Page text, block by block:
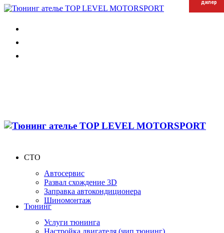
СТО
Автосервис
Развал схождение 3D
Заправка автокондиционера
Шиномонтаж
Тюнинг
Услуги тюнинга
дилер
дилер
дилер